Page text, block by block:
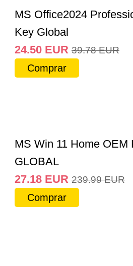
MS Office2024
Key Global
24.50 EUR 39.78 EUR
Comprar
MS Win 11 Home OEM
GLOBAL
27.18 EUR 239.99 EUR
Comprar